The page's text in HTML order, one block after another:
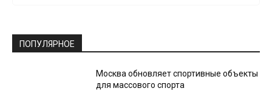
ПОПУЛЯРНОЕ
Москва обновляет спортивные объекты
для массового спорта